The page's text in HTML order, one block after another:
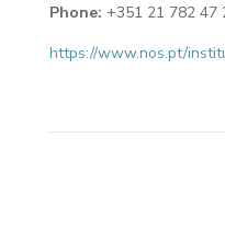
Phone: +351 21 782 47
https://www.nos.pt/